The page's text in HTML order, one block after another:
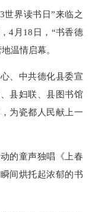
界读书日”来临之
4月18日，“书香德
温情启幕。
、中共德化县委宣
县妇联、县图书馆
为瓷都人民献上一
的童声独唱《上春
间烘托起浓郁的书